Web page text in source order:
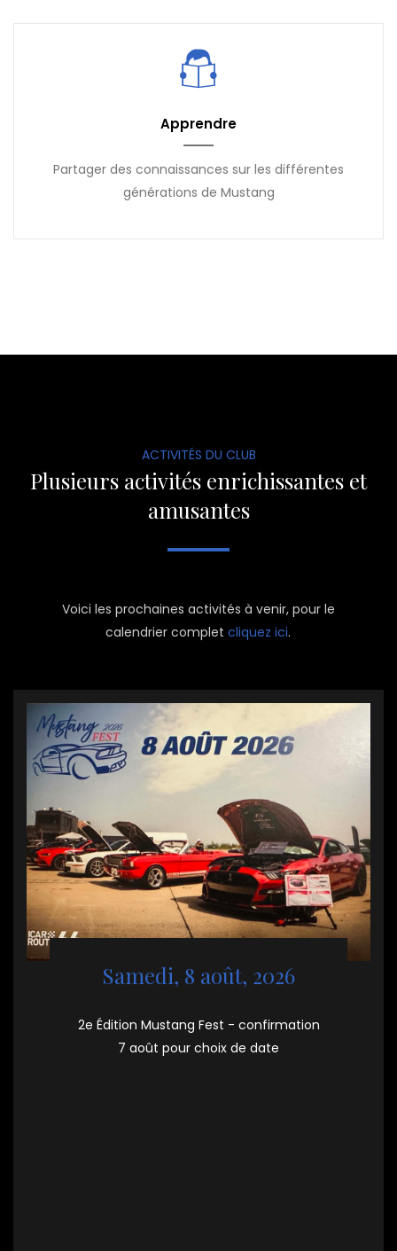
Apprendre
Partager des connaissances sur les différentes
générations de Mustang
ACTIVITÉS DU CLUB
Plusieurs activités enrichissantes et
amusantes
Voici les prochaines activités à venir, pour le
calendrier completcliquez ici.
Samedi, 8 août, 2026
2e Édition Mustang Fest - confirmation
7 août pour choix de date